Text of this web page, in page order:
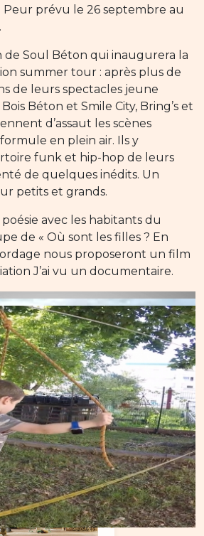
Peur prévu le 26 septembre au
de Soul Béton qui inaugurera la
summer tour : après plus de
de leurs spectacles jeune
Béton et Smile City, Bring’s et
d’assaut les scènes
en plein air. Ils y
funk et hip-hop de leurs
de quelques inédits. Un
petits et grands.
avec les habitants du
de « Où sont les filles ? En
nous proposeront un film
J’ai vu un documentaire.
actuelle